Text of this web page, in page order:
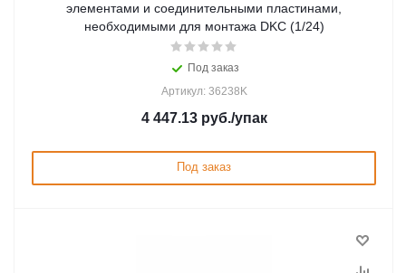
элементами и соединительными пластинами,
необходимыми для монтажа DKC (1/24)
Под заказ
Артикул: 36238K
4 447.13руб./упак
Под заказ